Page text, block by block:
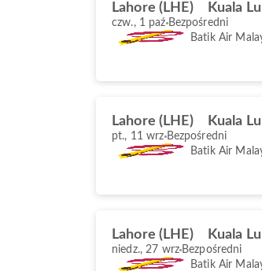
Lahore (LHE) Kuala
czw., 1 paź Bezpośredni
Batik Air
Lahore (LHE) Kuala
pt., 11 wrz Bezpośredni
Batik Air
Lahore (LHE) Kuala
niedz., 27 wrz Bezpośredni
Batik Air